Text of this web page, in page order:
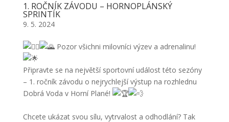
1. ROČNÍK ZÁVODU – HORNOPLÁNSKÝ
SPRINTÍK
9. 5. 2024
Pozor všichni milovníci výzev a adrenalinu!
Připravte se na největší sportovní událost této sezóny
– 1. ročník závodu o nejrychlejší výstup na rozhlednu
Dobrá Voda v Horní Plané!
Chcete ukázat svou sílu, vytrvalost a odhodlání? Tak